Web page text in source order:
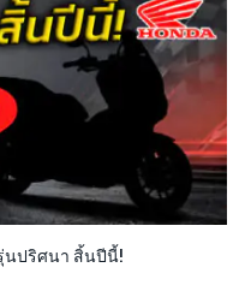
นปริศนา สิ้นปีนี้!